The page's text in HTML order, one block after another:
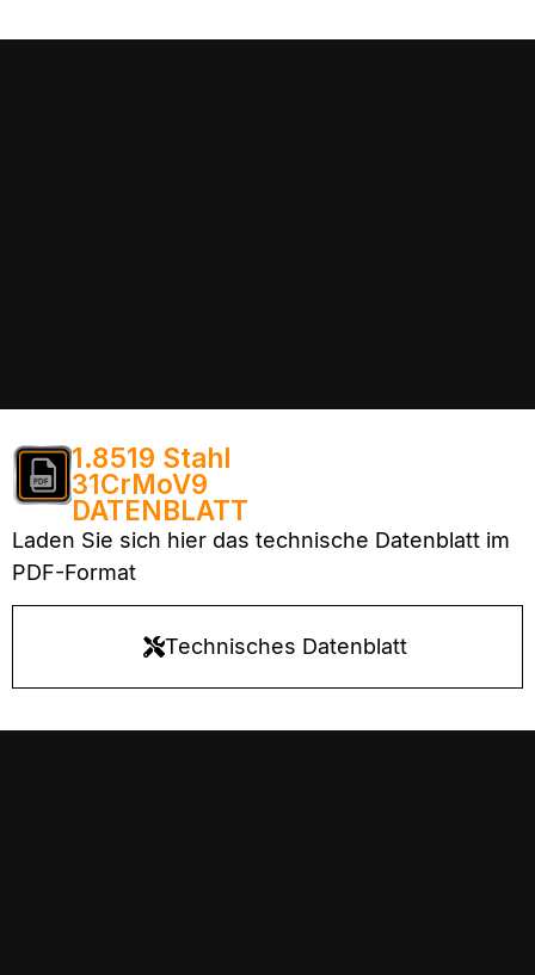
1.8519 Stahl
31CrMoV9
DATENBLATT
Laden Sie sich hier das technische Datenblatt im
PDF-Format
Technisches Datenblatt